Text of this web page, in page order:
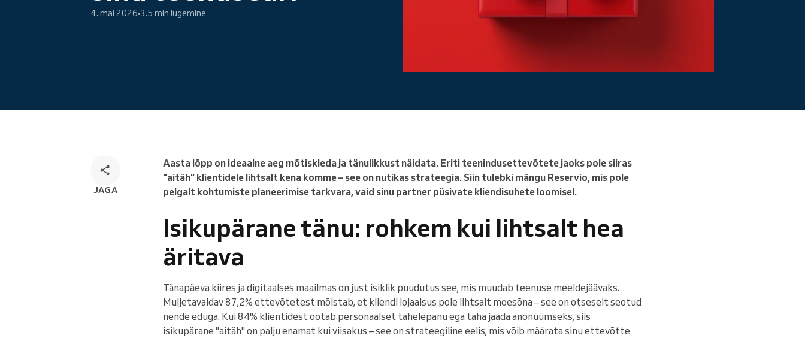
Veebibroneerimine
Juhtid suurt organisatsiooni
4. mai 2026 3.5 min lugemine
JAGA
Aasta lõpp on ideaalne aeg mõtiskleda ja tänulikkust näidata. Eriti teenindusettevõtete jaoks pole siiras
"aitäh" klientidele lihtsalt kena komme – see on nutikas strateegia. Siin tulebki mängu Reservio, mis pole
pelgalt kohtumiste planeerimise tarkvara, vaid sinu partner püsivate kliendisuhete loomisel.
Isikupärane tänu: rohkem kui lihtsalt hea
äritava
Tänapäeva kiires ja digitaalses maailmas on just isiklik puudutus see, mis muudab teenuse meeldejäävaks.
Muljetavaldav 87,2% ettevõtetest mõistab, et kliendi lojaalsus pole lihtsalt moesõna – see on otseselt seotud
nende eduga. Kui 84% klientidest ootab personaalset tähelepanu ega taha jääda anonüümseks, siis
isikupärane "aitäh" on palju enamat kui viisakus – see on strateegiline eelis, mis võib määrata sinu ettevõtte